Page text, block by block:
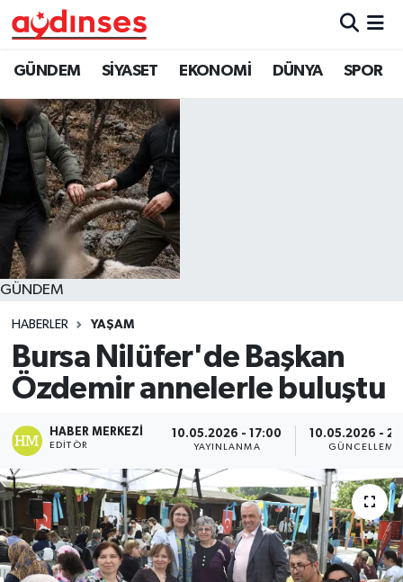
GÜNDEM SİYASET EKONOMİ DÜNYA SPOR
GÜNDEM
HABERLER YAŞAM
Bursa Nilüfer'de Başkan
Özdemir annelerle buluştu
HABER MERKEZI
EDITÖR
10.05.2026 - 17:00
YAYINLANMA
10.05.2026 -
GÜNCELLEME
GÜNDEM
SİYASET
EKONOMİ
DÜNYA
SPOR
MAGAZİN
YAŞAM
Nöbetçi Eczaneler
Hava Durumu
Aydin Namaz Vakitleri
Trafik Durumu
Süper Lig Puan Durumu ve Fikstür
Tüm Manşetler
Son Dakika Haberleri
Haber Arşivi